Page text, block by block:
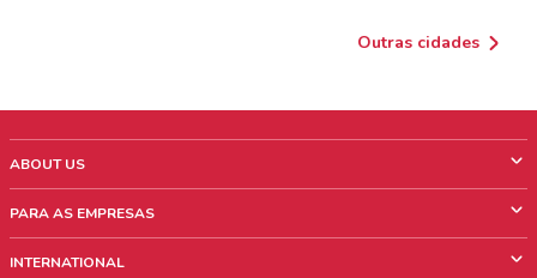
Outras cidades
ABOUT US
Quem Somos
PARA AS EMPRESAS
INTERNATIONAL